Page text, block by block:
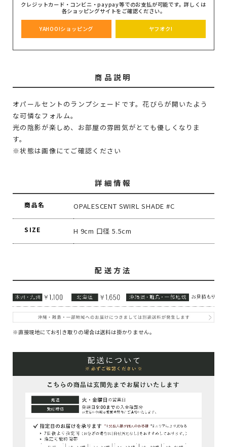
クレジットカード・コンビニ・paypay等でのお支払が可能です。詳しくは
各ショッピングサイトをご確認ください。
YAHOO!ショッピング ヤフオク!
商品説明
オパールセントのランプシェードです。花びらが開いたよう
な可憐なフォルム。
光の陰影が楽しめ、お部屋の雰囲気がとても優しくなりま
す。
※状態は画像にてご確認ください
詳細情報
商品名 OPALESCENT SWIRL SHADE #C
SIZE H 9cm 口径 5.5cm
配送方法
※直接現地にてお引き取りの場合は送料は掛かりません。